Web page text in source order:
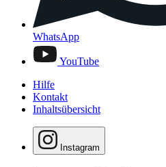
WhatsApp
YouTube
Hilfe
Kontakt
Inhaltsübersicht
Instagram